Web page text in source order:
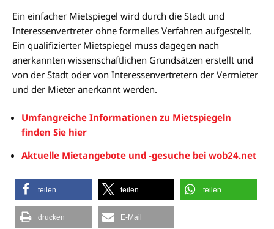
Ein einfacher Mietspiegel wird durch die Stadt und
Interessenvertreter ohne formelles Verfahren aufgestellt.
Ein qualifizierter Mietspiegel muss dagegen nach
anerkannten wissenschaftlichen Grundsätzen erstellt und
von der Stadt oder von Interessenvertretern der Vermieter
und der Mieter anerkannt werden.
Umfangreiche Informationen zu Mietspiegeln
finden Sie hier
Aktuelle Mietangebote und -gesuche bei wob24.net
teilen teilen teilen
drucken E-Mail